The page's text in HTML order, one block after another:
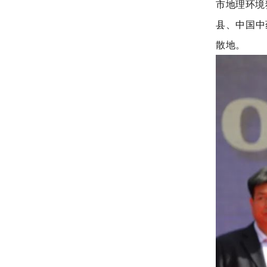
市地理环
县、中国
散地。